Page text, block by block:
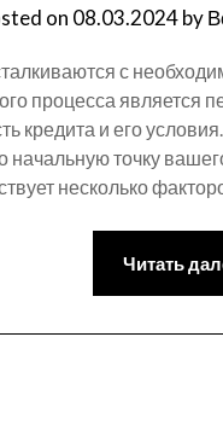
on 08.03.2024by
с
процесса является
кредита и его
начальную точку
несколько
Читать